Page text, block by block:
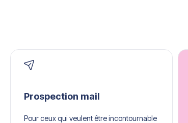
Prospection mail
Pour ceux qui veulent être incontournable